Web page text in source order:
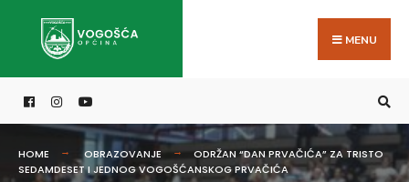
MENU
HOME OBRAZOVANJE
ODRŽAN “DAN PRVAČIĆA” ZA TRISTO
SEDAMDESET I JEDNOG VOGOŠĆANSKOG PRVAČIĆA
for: